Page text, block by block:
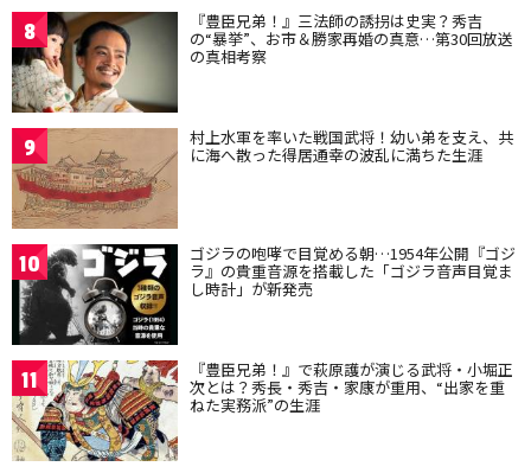
8 『豊臣兄弟！』三法師の誘拐は史実？秀吉
の“暴挙”、お市＆勝家再婚の真意…第30回放送
の真相考察
9 村上水軍を率いた戦国武将！幼い弟を支え、共
に海へ散った得居通幸の波乱に満ちた生涯
10 ゴジラの咆哮で目覚める朝…1954年公開『ゴジ
ラ』の貴重音源を搭載した「ゴジラ音声目覚ま
し時計」が新発売
11 『豊臣兄弟！』で萩原護が演じる武将・小堀正
次とは？秀長・秀吉・家康が重用、“出家を重
ねた実務派”の生涯